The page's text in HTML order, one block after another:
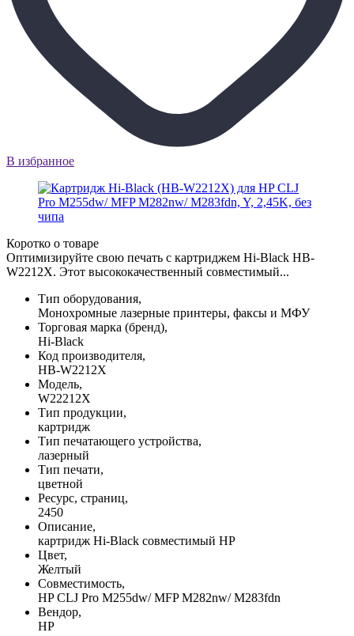
В избранное
Коротко о товаре
Оптимизируйте свою печать с картриджем Hi-Black HB-
W2212X. Этот высококачественный совместимый...
Тип оборудования,
Монохромные лазерные принтеры, факсы и МФУ
Торговая марка (бренд),
Hi-Black
Код производителя,
HB-W2212X
Модель,
W22212X
Тип продукции,
картридж
Тип печатающего устройства,
лазерный
Тип печати,
цветной
Ресурс, страниц,
2450
Описание,
картридж Hi-Black совместимый HP
Цвет,
Желтый
Совместимость,
HP CLJ Pro M255dw/ MFP M282nw/ M283fdn
Вендор,
HP